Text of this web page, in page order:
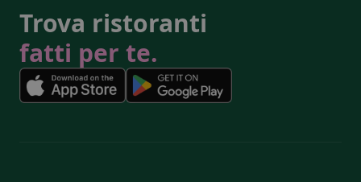
Trova ristoranti
fatti per te.